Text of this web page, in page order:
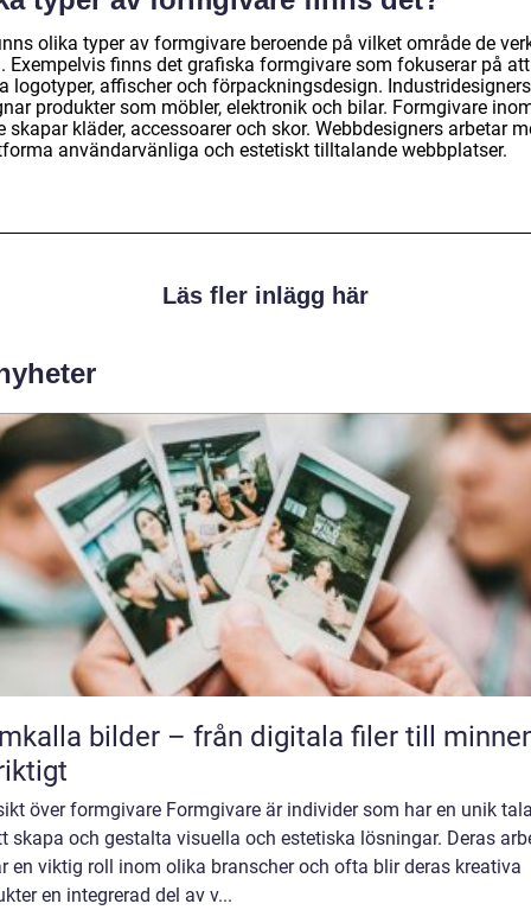
olika typer av formgivare beroende på vilket område de
Exempelvis finns det grafiska formgivare som fokuserar på att
logotyper, affischer och förpackningsdesign. Industridesigners
produkter som möbler, elektronik och bilar. Formgivare
skapar kläder, accessoarer och skor. Webbdesigners arbetar
användarvänliga och estetiskt tilltalande webbplatser.
Läs fler inlägg här
bilder – från digitala filer till
över formgivare Formgivare är individer som har en unik
skapa och gestalta visuella och estetiska lösningar. Deras
en viktig roll inom olika branscher och ofta blir deras kreativa
en integrerad del av v...